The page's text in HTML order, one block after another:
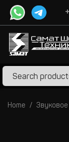
Home